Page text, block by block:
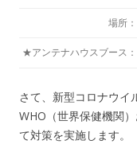
場所：
★アンテナハウスブース：
さて、新型コロナウイ
WHO（世界保健機関
て対策を実施します。